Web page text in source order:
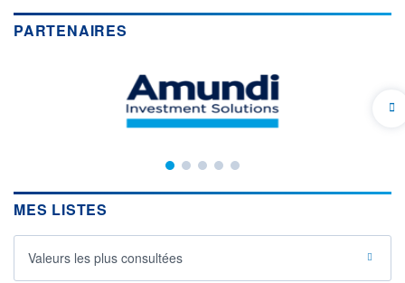
PARTENAIRES
MES LISTES
Valeurs les plus consultées